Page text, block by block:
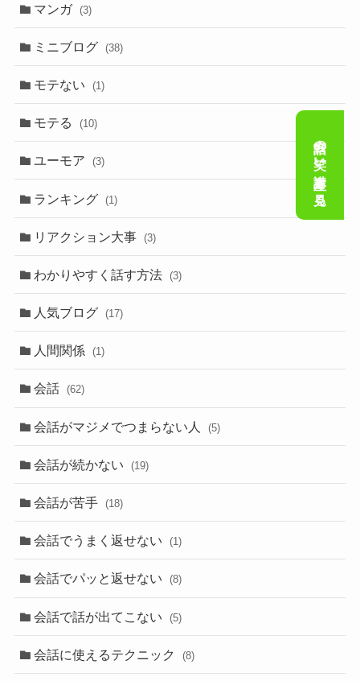
マンガ (3)
ミニブログ (38)
モテない (1)
モテる (10)
ユーモア (3)
ランキング (1)
リアクション大事 (3)
わかりやすく話す方法 (3)
人気ブログ (17)
人間関係 (1)
会話 (62)
会話がマジメでつまらない人 (5)
会話が続かない (19)
会話が苦手 (18)
会話でうまく返せない (1)
会話でパッと返せない (8)
会話で話が出てこない (5)
会話に使えるテクニック (8)
会話の笑い講座を見る